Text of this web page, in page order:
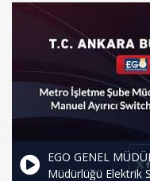
EGO GENEL
Müdürlüğü Elektrik